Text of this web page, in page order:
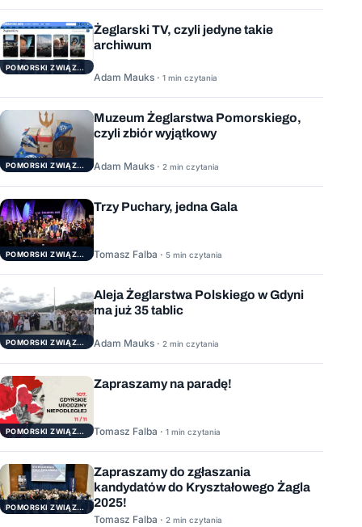
POMORSKI ZWIĄZEK ŻEGLARSKI
Żeglarski TV, czyli jedyne takie
archiwum
Adam Mauks · 1 min czytania
POMORSKI ZWIĄZEK ŻEGLARSKI
Muzeum Żeglarstwa Pomorskiego,
czyli zbiór wyjątkowy
Adam Mauks · 2 min czytania
POMORSKI ZWIĄZEK ŻEGLARSKI
Trzy Puchary, jedna Gala
Tomasz Falba · 5 min czytania
POMORSKI ZWIĄZEK ŻEGLARSKI
Aleja Żeglarstwa Polskiego w Gdyni
ma już 35 tablic
Adam Mauks · 2 min czytania
POMORSKI ZWIĄZEK ŻEGLARSKI
Zapraszamy na paradę!
Tomasz Falba · 1 min czytania
POMORSKI ZWIĄZEK ŻEGLARSKI
Zapraszamy do zgłaszania
kandydatów do Kryształowego Żagla
2025!
Tomasz Falba · 2 min czytania